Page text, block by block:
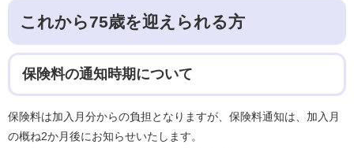
これから75歳を迎えられる方
保険料の通知時期について
保険料は加入月分からの負担となりますが、保険料通知は、加入月
の概ね2か月後にお知らせいたします。